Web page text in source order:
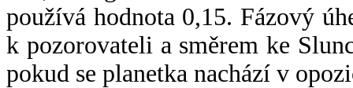
používá hodnota 0,15. Fázový
k pozorovateli a směrem ke
pokud se planetka nachází v